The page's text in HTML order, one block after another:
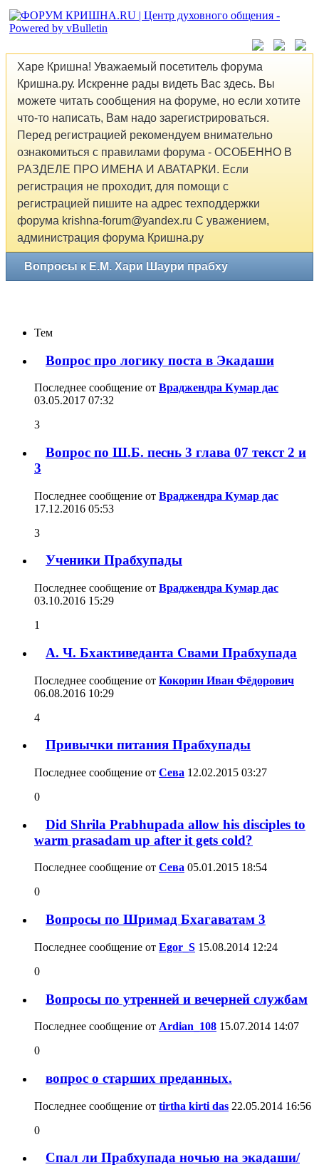
Харе Кришна! Уважаемый посетитель форума
Кришна.ру. Искренне рады видеть Вас здесь. Вы
можете читать сообщения на форуме, но если хотите
что-то написать, Вам надо зарегистрироваться.
Перед регистрацией рекомендуем внимательно
ознакомиться с правилами форума - ОСОБЕННО В
РАЗДЕЛЕ ПРО ИМЕНА И АВАТАРКИ. Если
регистрация не проходит, для помощи с
регистрацией пишите на адрес техподдержки
форума krishna-forum@yandex.ru С уважением,
администрация форума Кришна.ру
Вопросы к Е.М. Хари Шаури прабху
Тем
Вопрос про логику поста в Экадаши
Последнее сообщение от Враджендра Кумар дас
03.05.2017 07:32
3
Вопрос по Ш.Б. песнь 3 глава 07 текст 2 и
3
Последнее сообщение от Враджендра Кумар дас
17.12.2016 05:53
3
Ученики Прабхупады
Последнее сообщение от Враджендра Кумар дас
03.10.2016 15:29
1
А. Ч. Бхактиведанта Свами Прабхупада
Последнее сообщение от Кокорин Иван Фёдорович
06.08.2016 10:29
4
Привычки питания Прабхупады
Последнее сообщение от Сева 12.02.2015 03:27
0
Did Shrila Prabhupada allow his disciples to
warm prasadam up after it gets cold?
Последнее сообщение от Сева 05.01.2015 18:54
0
Вопросы по Шримад Бхагаватам 3
Последнее сообщение от Egor_S 15.08.2014 12:24
0
Вопросы по утренней и вечерней службам
Последнее сообщение от Ardian_108 15.07.2014 14:07
0
вопрос о старших преданных.
Последнее сообщение от tirtha kirti das 22.05.2014 16:56
0
Спал ли Прабхупада ночью на экадаши/